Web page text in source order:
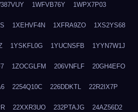
1WFVB76Y 1WPX7P03
1XEHVF4N 1XFRA9ZO 1XS2YS68
1YSKFL0G 1YUCNSFB 1YYN7W1J
1ZOCGLFM 206VNFLF 20GH4EFO
2254Q10C 226DDKTL 22R2IX7P
22XXR3UO 232PTAJG 24AZ56D2